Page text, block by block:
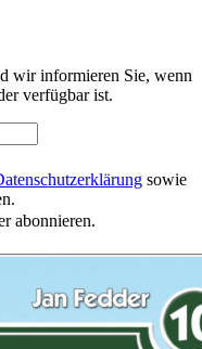
wir informieren Sie, wenn
verfügbar ist.
sowie
abonnieren.